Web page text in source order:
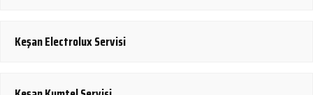
Keşan Electrolux Servisi